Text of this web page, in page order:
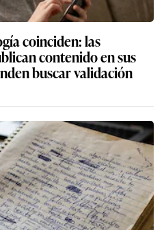
coinciden: las
contenido en sus
buscar validación